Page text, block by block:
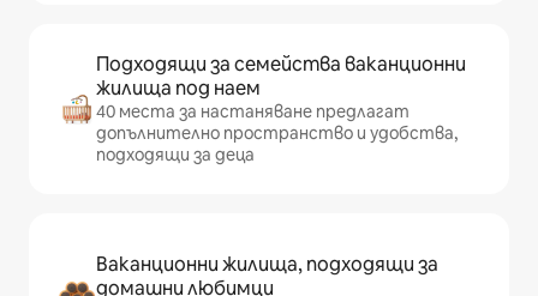
Подходящи за семейства ваканционни
жилища под наем
40 места за настаняване предлагат
допълнително пространство и удобства,
подходящи за деца
Ваканционни жилища, подходящи за
домашни любимци